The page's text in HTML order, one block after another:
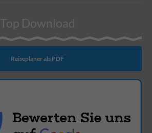
Top Download
Reiseplaner als PDF